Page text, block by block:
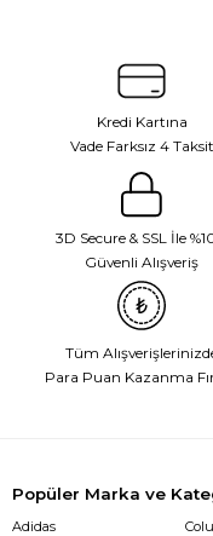
Kredi Kartına
Vade Farksız 4 Taksit
3D Secure & SSL İle
Güvenli Alışveriş
Tüm
Para Puan Kazanma
Popüler Marka ve
Adidas